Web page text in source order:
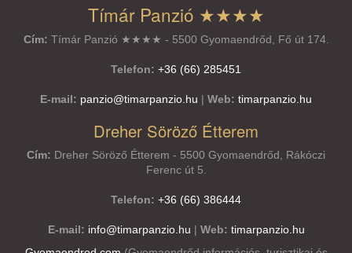
Tímár Panzió ★★★★
Cím: Tímár Panzió ★★★★ - 5500 Gyomaendrőd, Fő út 174.
Telefon: +36 (66) 285451
E-mail: panzio@timarpanzio.hu Web: timarpanzio.hu
Dreher Söröző Étterem
Cím: Dreher Söröző Étterem - 5500 Gyomaendrőd, Rákóczi
Ferenc út 5.
Telefon: +36 (66) 386444
E-mail: info@timarpanzio.hu Web: timarpanzio.hu